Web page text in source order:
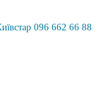
096 662 66 88